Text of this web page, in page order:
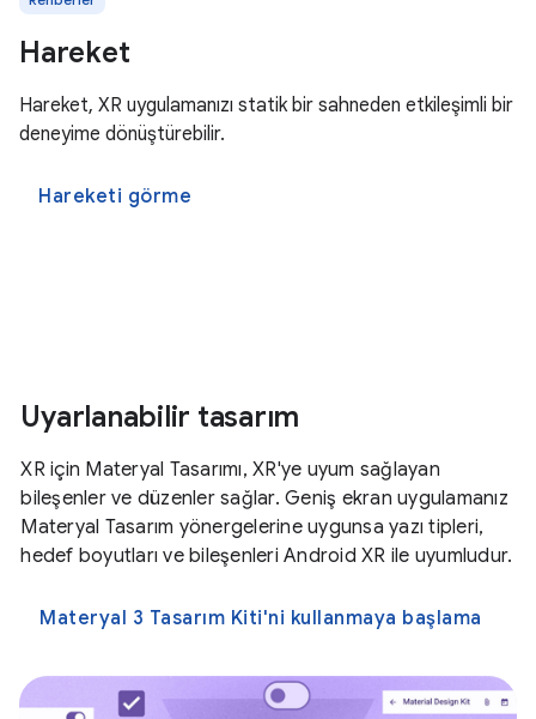
Hareket
Hareket, XR uygulamanızı statik bir sahneden etkileşimli bir
deneyime dönüştürebilir.
Hareketi görme
Uyarlanabilir tasarım
XR için Materyal Tasarımı, XR'ye uyum sağlayan
bileşenler ve düzenler sağlar. Geniş ekran uygulamanız
Materyal Tasarım yönergelerine uygunsa yazı tipleri,
hedef boyutları ve bileşenleri Android XR ile uyumludur.
Materyal 3 Tasarım Kiti'ni kullanmaya başlama